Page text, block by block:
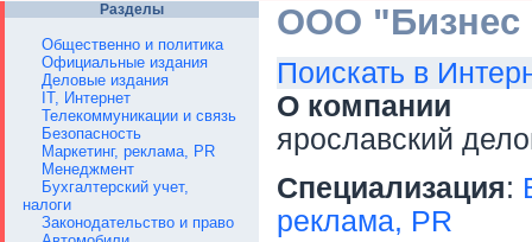
Разделы
Общественно и политика
Официальные издания
Деловые издания
IT, Интернет
Телекоммуникации и связь
Безопасность
Маркетинг, реклама, PR
Менеджмент
Бухгалтерский учет,
налоги
Законодательство и право
ООО "Бизнес
Поискать в
О компании
ярославский
Специализация:
реклама, PR